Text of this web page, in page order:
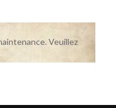
Veuillez